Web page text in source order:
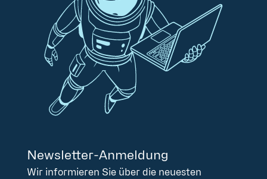
Newsletter-Anmeldung
Wir informieren Sie über die neuesten